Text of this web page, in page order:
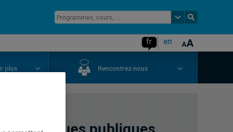
fr en
plus Rencontrez-nous